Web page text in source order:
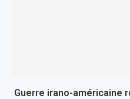
Guerre irano-américaine